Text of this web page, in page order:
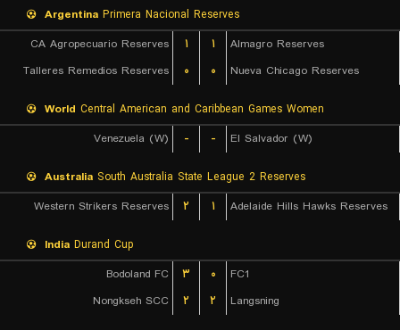
Argentina Primera Nacional Reserves
CA Agropecuario Reserves
۱ ۱
Almagro Reserves
Talleres Remedios Reserves
۰ ۰ Nueva Chicago Reserves
World Central American and Caribbean Games Women
Venezuela (W)
- - El Salvador (W)
Australia South Australia State League 2 Reserves
Western Strikers Reserves
۲ ۱ Adelaide Hills Hawks Reserves
India Durand Cup
Bodoland FC
۳ ۰
FC1
Nongkseh SCC
۲ ۲ Langsning